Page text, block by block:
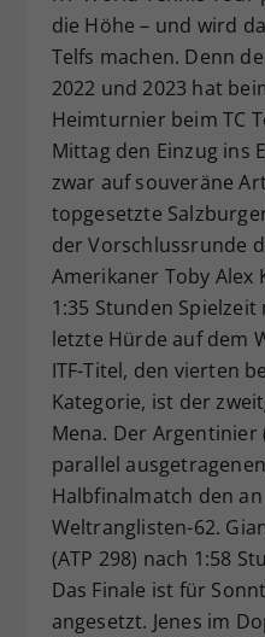
die Höhe – und wird
Telfs machen. Denn
2022 und 2023 hat
Heimturnier beim TC
Mittag den Einzug ins
zwar auf souveräne
topgesetzte
der Vorschlussrunde
Amerikaner Toby Alex
1:35 Stunden Spielzeit
letzte Hürde auf dem
ITF-Titel, den vierten
Kategorie, ist der
Mena. Der Argentinier
parallel
Halbfinalmatch den
Weltranglisten-62.
(ATP 298) nach 1:58
Das Finale ist für
angesetzt. Jenes im
Zweck
Dieser
zufällig
historische
hat.